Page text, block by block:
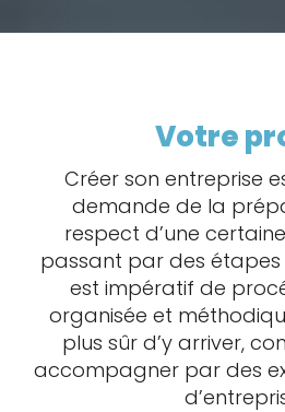
Votre
Créer son entreprise
demande de la
respect d’une
passant par des étapes
est impératif de
organisée et
plus sûr d’y arriver,
accompagner par des